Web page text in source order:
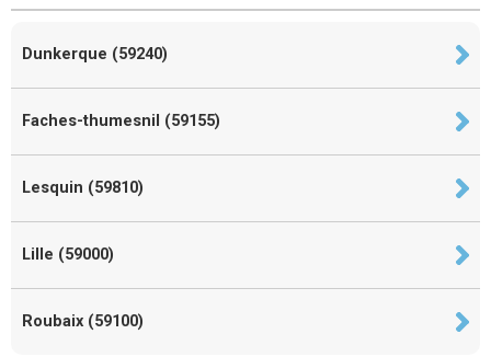
Dunkerque (59240)
Faches-thumesnil (59155)
Lesquin (59810)
Lille (59000)
Roubaix (59100)